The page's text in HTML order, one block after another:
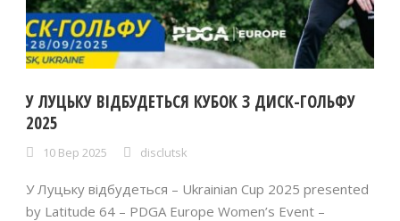
У ЛУЦЬКУ ВІДБУДЕТЬСЯ КУБОК З ДИСК-ГОЛЬФУ
2025
10 Вер 2025 disclutsk
У Луцьку відбудеться – Ukrainian Cup 2025 presented
by Latitude 64 – PDGA Europe Women’s Event –